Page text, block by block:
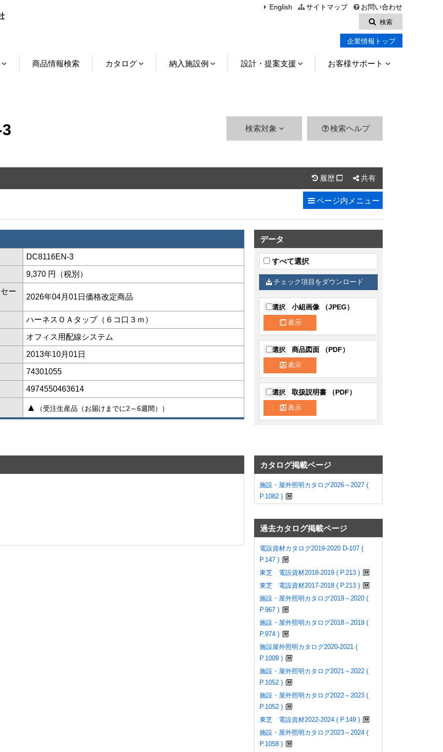
English サイトマップ
お問い合わせ
検索
企業情報トップ
商品情報検索 カタログ 納入施設例 設計・提案支援 お客様サポート
検索対象 検索ヘルプ
履歴  共有
ページ内 メニュー
DC8116EN-3
9,370 円（税別）
ー
2026年04月01日価格改定商品
ハーネスＯＡタップ（６コ口３ｍ）
オフィス用配線システム
2013年10月01日
74301055
4974550463614
▲ （受注生産品（お届けまでに2～6週間））
データ
すべて選択
チェック項目をダウンロード
選択 小組画像 （JPEG）
表示
選択 商品図面 （PDF）
表示
選択 取扱説明書 （PDF）
表示
カタログ掲載ページ
施設・屋外照明カタログ2026～2027 (
P.1082 )
過去カタログ掲載ページ
電設資材カタログ2019-2020 D-107 (
P.147 )
東芝 電設資材2018-2019 ( P.213 )
東芝 電設資材2017-2018 ( P.213 )
施設・屋外照明カタログ2019～2020 (
P.967 )
施設・屋外照明カタログ2018～2019 (
P.974 )
施設屋外照明カタログ2020-2021 (
P.1009 )
施設・屋外照明カタログ2021～2022 (
P.1052 )
施設・屋外照明カタログ2022～2023 (
P.1052 )
東芝 電設資材2022-2024 ( P.149 )
施設・屋外照明カタログ2023～2024 (
P.1058 )